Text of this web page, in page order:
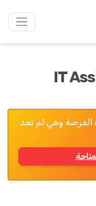
IT
الفرصة وهي لم تعد